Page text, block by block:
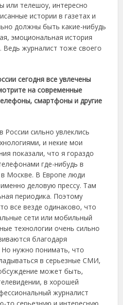
или телешоу, интересно
истории в газетах и
должны быть какие-нибудь
эмоциональная история
Ведь журналист тоже своего
сегодня все увлечены
на современные
смартфоны и другие
сильно увлеклись
и некие мои
показали, что я гораздо
где-нибудь в
Москве. В Европе люди
деловую прессу. Там
периодика. Поэтому
все везде одинаково, что
сети или мобильный
технологии очень сильно
благодаря
Но нужно понимать, что
в серьезные СМИ,
может быть,
в хорошей
журналист